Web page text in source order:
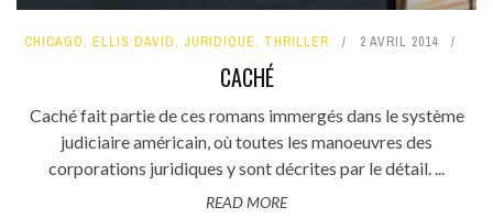
CHICAGO, ELLIS DAVID, JURIDIQUE, THRILLER 2 AVRIL 2014
CACHÉ
Caché fait partie de ces romans immergés dans le système
judiciaire américain, où toutes les manoeuvres des
corporations juridiques y sont décrites par le détail. ...
READ MORE